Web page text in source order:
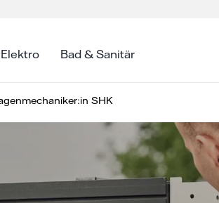
Elektro Bad & Sanitär
SHK